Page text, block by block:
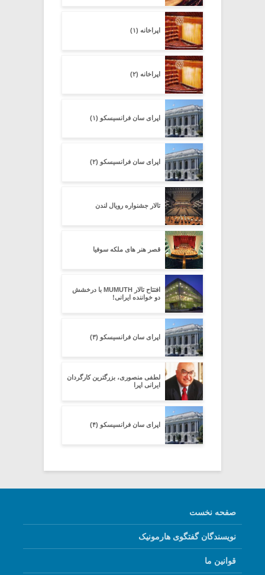
اپراخانه (۱)
اپراخانه (۲)
اپرای سان فرانسیسکو (۱)
اپرای سان فرانسیسکو (۲)
تالار جشنواره رویال لندن
قصر هنر های ملکه سوفیا
افتتاح تالار MUMUTH با درخشش
دو خواننده ایرانی!
اپرای سان فرانسیسکو (۳)
لطفی منصوری، بزرگترین کارگردان
ایرانی اپرا
اپرای سان فرانسیسکو (۴)
صفحه نخست
نویسندگان گفتگوی هارمونیک
قوانین ما